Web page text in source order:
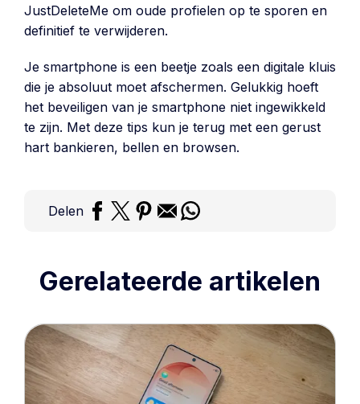
JustDeleteMe om oude profielen op te sporen en
definitief te verwijderen.
Je smartphone is een beetje zoals een digitale kluis
die je absoluut moet afschermen. Gelukkig hoeft
het beveiligen van je smartphone niet ingewikkeld
te zijn. Met deze tips kun je terug met een gerust
hart bankieren, bellen en browsen.
Delen
Gerelateerde artikelen